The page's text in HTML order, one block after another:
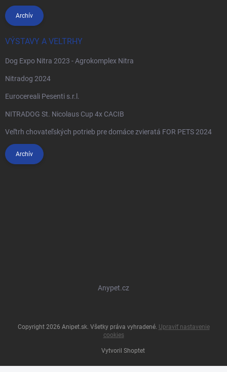
Archív
VÝSTAVY A VELTRHY
Dog Expo Nitra 2023 - Agrokomplex Nitra
Nitradog 2024
Eurocereali Pesenti s.r.l.
NITRADOG St. Nicolaus Cup 4x CACIB
Veľtrh chovateľských potrieb pre domáce zvieratá FOR PETS 2024
Archív
Anypet.cz
Vytvoril Shoptet
Copyright 2026 Anipet.sk. Všetky práva vyhradené. Upraviť nastavenie
cookies